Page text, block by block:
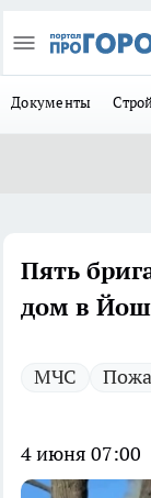
Документы
Пять
дом в
МЧС
4 июня 07:00